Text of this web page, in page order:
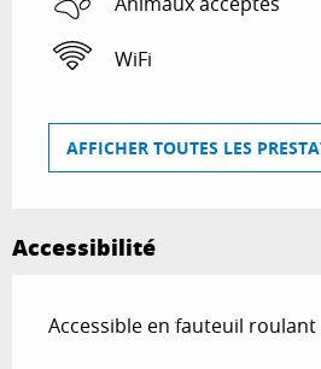
WiFi
AFFICHER TOUTES LES
Accessibilité
Accessible en fauteuil roulant